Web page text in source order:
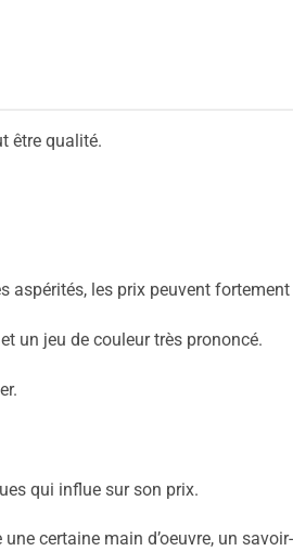
être qualité.
aspérités, les prix peuvent fortement
un jeu de couleur très prononcé.
qui influe sur son prix.
certaine main d’oeuvre, un